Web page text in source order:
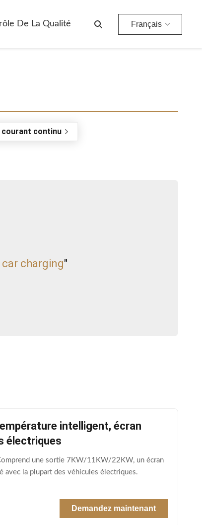
De La Qualité Français
courant continu
charging"
intelligent, écran
électriques
une sortie 7KW/11KW/22KW, un écran
avec la plupart des véhicules électriques.
Demandez maintenant